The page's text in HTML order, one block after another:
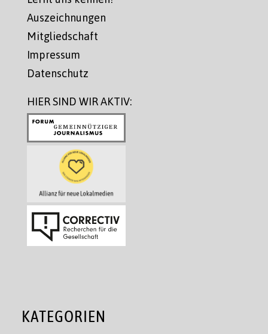
Auszeichnungen
Mitgliedschaft
Impressum
Datenschutz
HIER SIND WIR AKTIV:
KATEGORIEN